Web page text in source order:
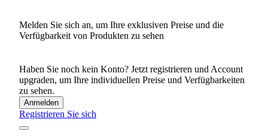
Melden Sie sich an, um Ihre exklusiven Preise und die
Verfügbarkeit von Produkten zu sehen
Haben Sie noch kein Konto? Jetzt registrieren und Account
upgraden, um Ihre individuellen Preise und Verfügbarkeiten
zu sehen.
Anmelden
Registrieren Sie sich